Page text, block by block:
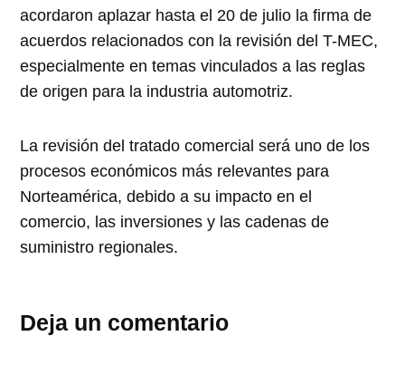
acordaron aplazar hasta el 20 de julio la firma de
acuerdos relacionados con la revisión del T-MEC,
especialmente en temas vinculados a las reglas
de origen para la industria automotriz.
La revisión del tratado comercial será uno de los
procesos económicos más relevantes para
Norteamérica, debido a su impacto en el
comercio, las inversiones y las cadenas de
suministro regionales.
Deja un comentario